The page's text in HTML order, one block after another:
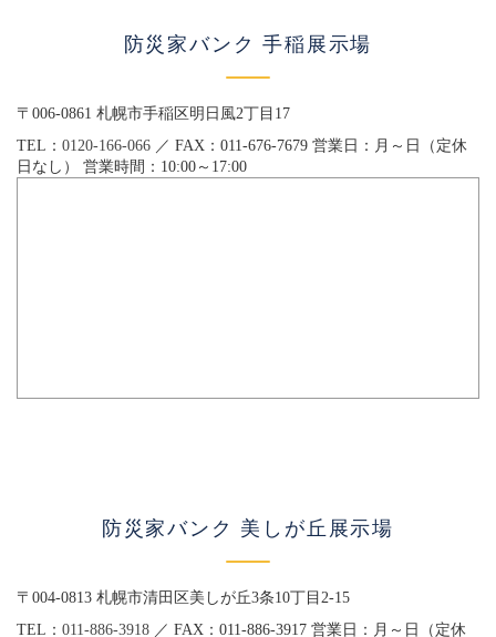
防災家バンク 手稲展示場
〒006-0861 札幌市手稲区明日風2丁目17
TEL： 0120-166-066 ／ FAX：011-676-7679 営業日：月～日（定休
日なし） 営業時間：10:00～17:00
防災家バンク 美しが丘展示場
〒004-0813 札幌市清田区美しが丘3条10丁目2-15
TEL： 011-886-3918 ／ FAX：011-886-3917 営業日：月～日（定休